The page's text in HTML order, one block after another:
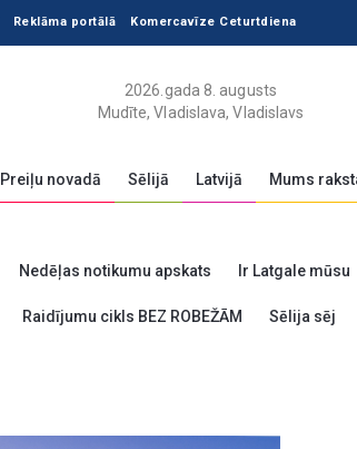
Reklāma portālā Komercavīze Ceturtdiena
2026.gada 8. augusts
Mudīte, Vladislava, Vladislavs
Preiļu novadā Sēlijā Latvijā Mums
Nedēļas notikumu apskats Ir Latgale mūsu
Raidījumu cikls BEZ ROBEŽĀM Sēlija sēj